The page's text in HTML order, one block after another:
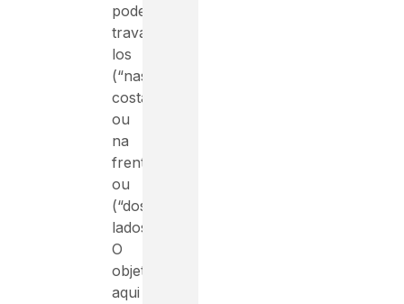
pode
trava-
los
(“nas
costas
ou
na
frente”)
ou
(“dos
lados”).
O
objetivo
aqui